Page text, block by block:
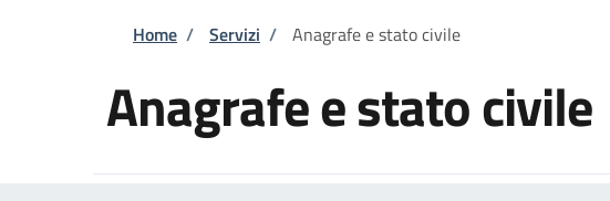
Briciole di pane
Home / Servizi / Anagrafe e stato civile
Anagrafe e stato civile